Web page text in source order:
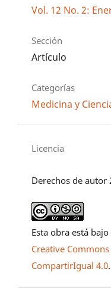
Vol. 12 No. 2:
Sección
Artículo
Categorías
Medicina y
Licencia
Derechos de autor
Esta obra está
Creative
CompartirIgual 4.0.